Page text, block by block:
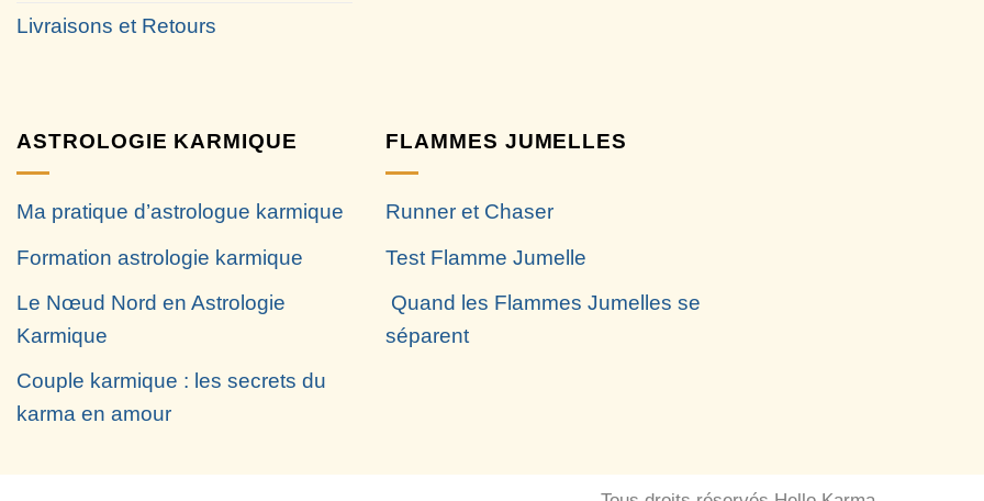
Livraisons et Retours
ASTROLOGIE KARMIQUE
Ma pratique d’astrologue karmique
Formation astrologie karmique
Le Nœud Nord en Astrologie
Karmique
Couple karmique : les secrets du
karma en amour
FLAMMES JUMELLES
Runner et Chaser
Test Flamme Jumelle
Quand les Flammes Jumelles se
séparent